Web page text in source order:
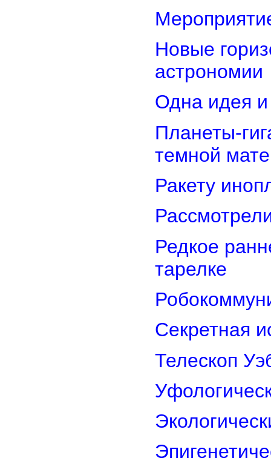
Новые
астрономии
Одна идея и
Планеты-
темной
Ракету
Редкое
тарелке
Секретная
Телескоп